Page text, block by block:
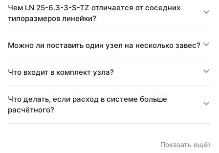
Чем LN 25-6.3-3-S-TZ отличается от соседних
типоразмеров линейки?
Можно ли поставить один узел на несколько завес?
Что входит в комплект узла?
Что делать, если расход в системе больше
расчётного?
Показать ещё